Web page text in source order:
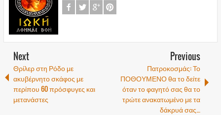
Next
Θρίλερ στη Ρόδο με
ακυβέρνητο σκάφος με
περίπου 60 πρόσφυγες και
μετανάστες
Previous
Πατροκοσμάς: Το
ΠΟΘΟΥΜΕΝΟ θα το δείτε
όταν το φαγητό σας θα το
τρώτε ανακατωμένο με τα
δάκρυά σας…